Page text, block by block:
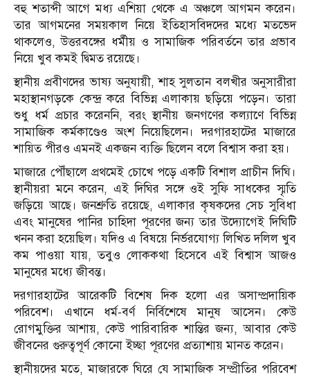
বহু শতাব্দী আগে মধ্য এশিয়া থেকে এ অঞ্চলে আগমন করেন।
তার আগমনের সময়কাল নিয়ে ইতিহাসবিদদের মধ্যে মতভেদ
থাকলেও, উত্তরবঙ্গের ধর্মীয় ও সামাজিক পরিবর্তনে তার প্রভাব
নিয়ে খুব কমই দ্বিমত রয়েছে।
স্থানীয় প্রবীণদের ভাষ্য অনুযায়ী, শাহ সুলতান বলখীর অনুসারীরা
মহাস্থানগড়কে কেন্দ্র করে বিভিন্ন এলাকায় ছড়িয়ে পড়েন। তারা
শুধু ধর্ম প্রচার করেননি, বরং স্থানীয় জনগণের কল্যাণে বিভিন্ন
সামাজিক কর্মকাণ্ডেও অংশ নিয়েছিলেন। দরগারহাটের মাজারে
শায়িত পীরও এমনই একজন ব্যক্তি ছিলেন বলে বিশ্বাস করা হয়।
মাজারে পৌঁছালে প্রথমেই চোখে পড়ে একটি বিশাল প্রাচীন দিঘি।
স্থানীয়রা মনে করেন, এই দিঘির সঙ্গে ওই সুফি সাধকের স্মৃতি
জড়িয়ে আছে। জনশ্রুতি রয়েছে, এলাকার কৃষকদের সেচ সুবিধা
এবং মানুষের পানির চাহিদা পূরণের জন্য তার উদ্যোগেই দিঘিটি
খনন করা হয়েছিল। যদিও এ বিষয়ে নির্ভরযোগ্য লিখিত দলিল খুব
কম পাওয়া যায়, তবুও লোককথা হিসেবে এই বিশ্বাস আজও
মানুষের মধ্যে জীবন্ত।
দরগারহাটের আরেকটি বিশেষ দিক হলো এর অসাম্প্রদায়িক
পরিবেশ। এখানে ধর্ম-বর্ণ নির্বিশেষে মানুষ আসেন। কেউ
রোগমুক্তির আশায়, কেউ পারিবারিক শান্তির জন্য, আবার কেউ
জীবনের গুরুত্বপূর্ণ কোনো ইচ্ছা পূরণের প্রত্যাশায় মানত করেন।
স্থানীয়দের মতে, মাজারকে ঘিরে যে সামাজিক সম্প্রীতির পরিবেশ